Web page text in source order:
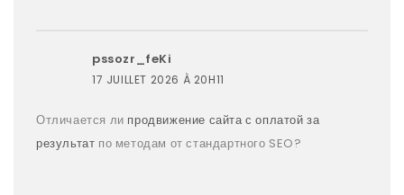
pssozr_feKi
17 JUILLET 2026 À 20H11
Отличается ли продвижение сайта с оплатой за
результат по методам от стандартного SEO?